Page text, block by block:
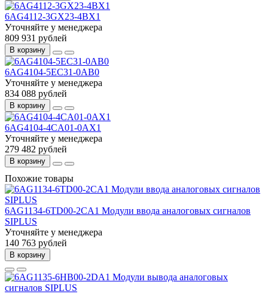
6AG4112-3GX23-4BX1
Уточняйте у менеджера
809 931 рублей
В корзину
6AG4104-5EC31-0AB0
Уточняйте у менеджера
834 088 рублей
В корзину
6AG4104-4CA01-0AX1
Уточняйте у менеджера
279 482 рублей
В корзину
Похожие товары
6AG1134-6TD00-2CA1 Модули ввода аналоговых сигналов
SIPLUS
Уточняйте у менеджера
140 763 рублей
В корзину